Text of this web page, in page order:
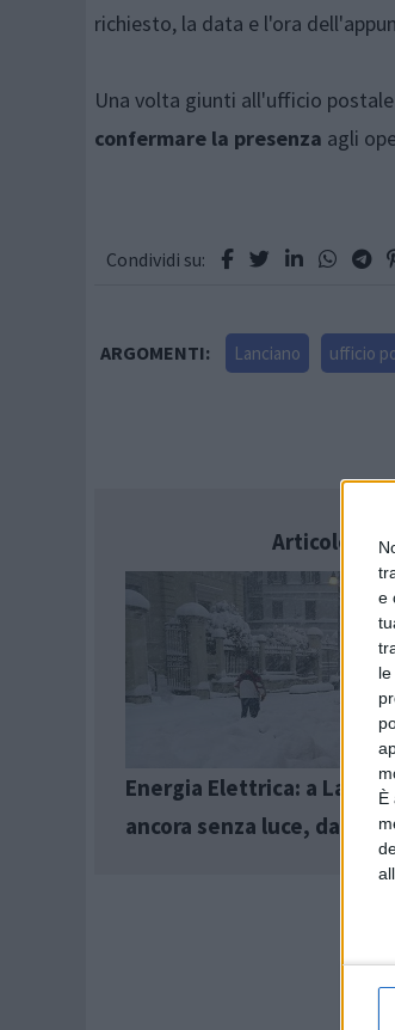
e
È
richiesto, la data e l'ora
Una volta giunti all'ufficio
confermare la presenza agli
Condividi su:
ARGOMENTI: Lanciano ufficio
Articolo
Energia Elettrica: a
ancora senza luce, da più